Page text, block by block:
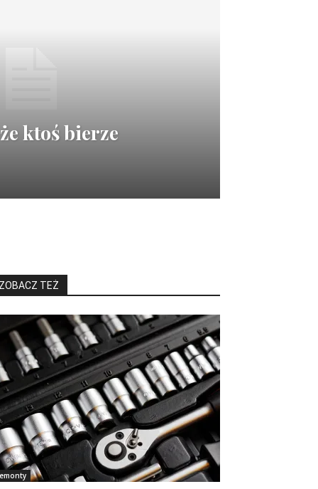
ktoś bierze
ZOBACZ TEŻ